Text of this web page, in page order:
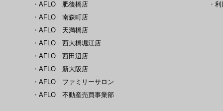
・ AFLO 肥後橋店
・ AFLO 南森町店
・ AFLO 天満橋店
・ AFLO 西大橋堀江店
・ AFLO 西田辺店
・ AFLO 新大阪店
・ AFLO ファミリーサロン
・ AFLO 不動産売買事業部
・ 利